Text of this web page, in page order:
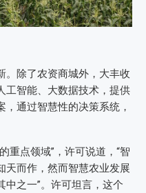
。除了农资商城外，大丰收
工智能、大数据技术，提供
通过智慧性的决策系统，
重点领域”，许可说道，“智
天而作，然而智慧农业发展
之一”。许可坦言，这个